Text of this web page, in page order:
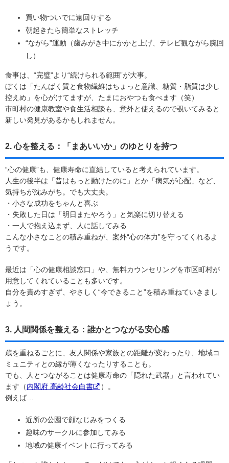
買い物ついでに遠回りする
朝起きたら簡単なストレッチ
“ながら”運動（歯みがき中にかかと上げ、テレビ観ながら腕回
し）
食事は、“完璧”より“続けられる範囲”が大事。
ぼくは「たんぱく質と食物繊維はちょっと意識、糖質・脂質は少し
控えめ」を心がけてますが、たまにおやつも食べます（笑）
市町村の健康教室や食生活相談も、意外と使えるので覗いてみると
新しい発見があるかもしれません。
2. 心を整える：「まあいいか」のゆとりを持つ
“心の健康”も、健康寿命に直結していると考えられています。
人生の後半は「昔はもっと動けたのに」とか「病気が心配」など、
気持ちが沈みがち。でも大丈夫。
・小さな成功をちゃんと喜ぶ
・失敗した日は「明日またやろう」と気楽に切り替える
・一人で抱え込まず、人に話してみる
こんな小さなことの積み重ねが、案外“心の体力”を守ってくれるよ
うです。
最近は「心の健康相談窓口」や、無料カウンセリングを市区町村が
用意してくれていることも多いです。
自分を責めすぎず、やさしく“今できること”を積み重ねていきまし
ょう。
3. 人間関係を整える：誰かとつながる安心感
歳を重ねるごとに、友人関係や家族との距離が変わったり、地域コ
ミュニティとの縁が薄くなったりすることも。
でも、人とつながることは健康寿命の「隠れた武器」と言われてい
ます（内閣府 高齢社会白書
）。
例えば…
近所の公園で顔なじみをつくる
趣味のサークルに参加してみる
地域の健康イベントに行ってみる